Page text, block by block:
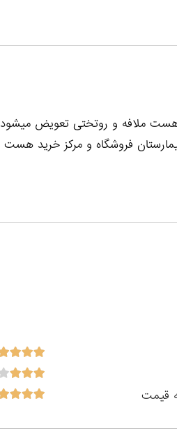
هست ملافه و روتختی تعویض میشود
فروشگاه و مرکز خرید هست
قیمت